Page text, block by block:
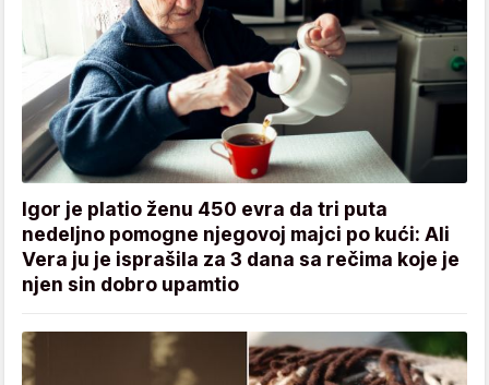
Igor je platio ženu 450 evra da tri puta
nedeljno pomogne njegovoj majci po kući: Ali
Vera ju je isprašila za 3 dana sa rečima koje je
njen sin dobro upamtio